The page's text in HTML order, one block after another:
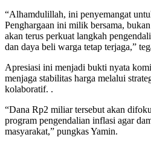
“Alhamdulillah, ini penyemangat
Penghargaan ini milik bersama,
akan terus perkuat langkah
dan daya beli warga tetap terjaga,”
Apresiasi ini menjadi bukti nyata
menjaga stabilitas harga melalui
kolaboratif. .
“Dana Rp2 miliar tersebut akan
program pengendalian inflasi agar
masyarakat,” pungkas Yamin.